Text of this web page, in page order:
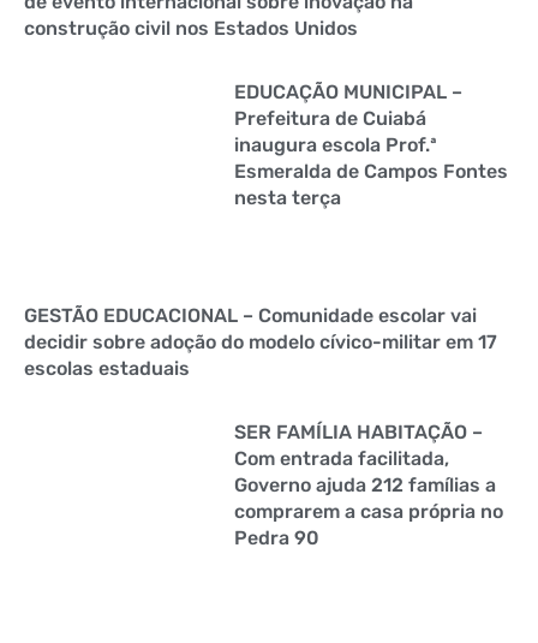
construção civil nos Estados Unidos
EDUCAÇÃO MUNICIPAL –
Prefeitura de Cuiabá
inaugura escola Prof.ª
Esmeralda de Campos Fontes
nesta terça
GESTÃO EDUCACIONAL – Comunidade escolar vai
decidir sobre adoção do modelo cívico-militar em 17
escolas estaduais
SER FAMÍLIA HABITAÇÃO –
Com entrada facilitada,
Governo ajuda 212 famílias a
comprarem a casa própria no
Pedra 90